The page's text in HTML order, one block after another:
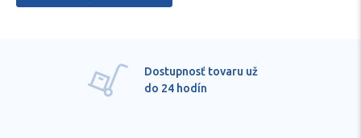
Dostupnosť tovaru už
do 24 hodín